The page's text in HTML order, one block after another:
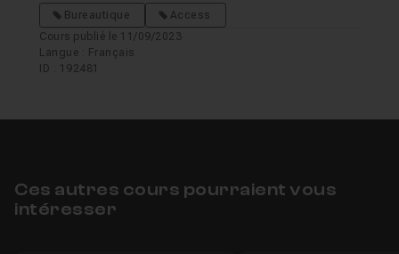
Bureautique
Access
Cours publié le 11/09/2023
Langue : Français
ID : 192481
Ces autres cours pourraient vous
intéresser